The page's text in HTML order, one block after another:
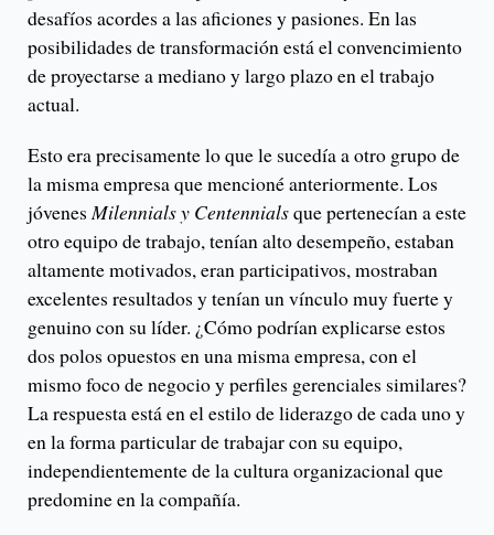
desafíos acordes a las aficiones y pasiones. En las
posibilidades de transformación está el convencimiento
de proyectarse a mediano y largo plazo en el trabajo
actual.
Esto era precisamente lo que le sucedía a otro grupo de
la misma empresa que mencioné anteriormente. Los
jóvenesMilennials y Centennialsque pertenecían a este
otro equipo de trabajo, tenían alto desempeño, estaban
altamente motivados, eran participativos, mostraban
excelentes resultados y tenían un vínculo muy fuerte y
genuino con su líder. ¿Cómo podrían explicarse estos
dos polos opuestos en una misma empresa, con el
mismo foco de negocio y perfiles gerenciales similares?
La respuesta está en el estilo de liderazgo de cada uno y
en la forma particular de trabajar con su equipo,
independientemente de la cultura organizacional que
predomine en la compañía.